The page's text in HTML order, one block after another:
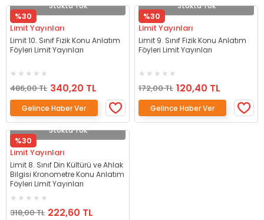
Stokta Yok
%30
Limit Yayınları
Limit 10. Sınıf Fizik Konu Anlatım
Föyleri Limit Yayınları
486,00 TL 340,20 TL
Gelince Haber Ver
Stokta Yok
%30
Limit Yayınları
Limit 9. Sınıf Fizik Konu Anlatım
Föyleri Limit Yayınları
172,00 TL 120,40 TL
Gelince Haber Ver
Stokta Yok
%30
Limit Yayınları
Limit 8. Sınıf Din Kültürü ve Ahlak
Bilgisi Kronometre Konu Anlatım
Föyleri Limit Yayınları
318,00 TL 222,60 TL